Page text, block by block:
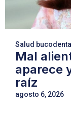
Salud bucodental
Mal
aparece
raíz
agosto 6, 2026